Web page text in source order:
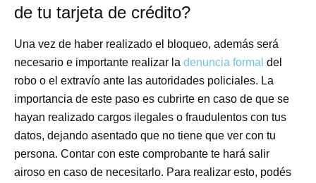
de tu tarjeta de crédito?
Una vez de haber realizado el bloqueo, además será
necesario e importante realizar ladenuncia formal del
robo o el extravío ante las autoridades policiales. La
importancia de este paso es cubrirte en caso de que se
hayan realizado cargos ilegales o fraudulentos con tus
datos, dejando asentado que no tiene que ver con tu
persona. Contar con este comprobante te hará salir
airoso en caso de necesitarlo. Para realizar esto, podés